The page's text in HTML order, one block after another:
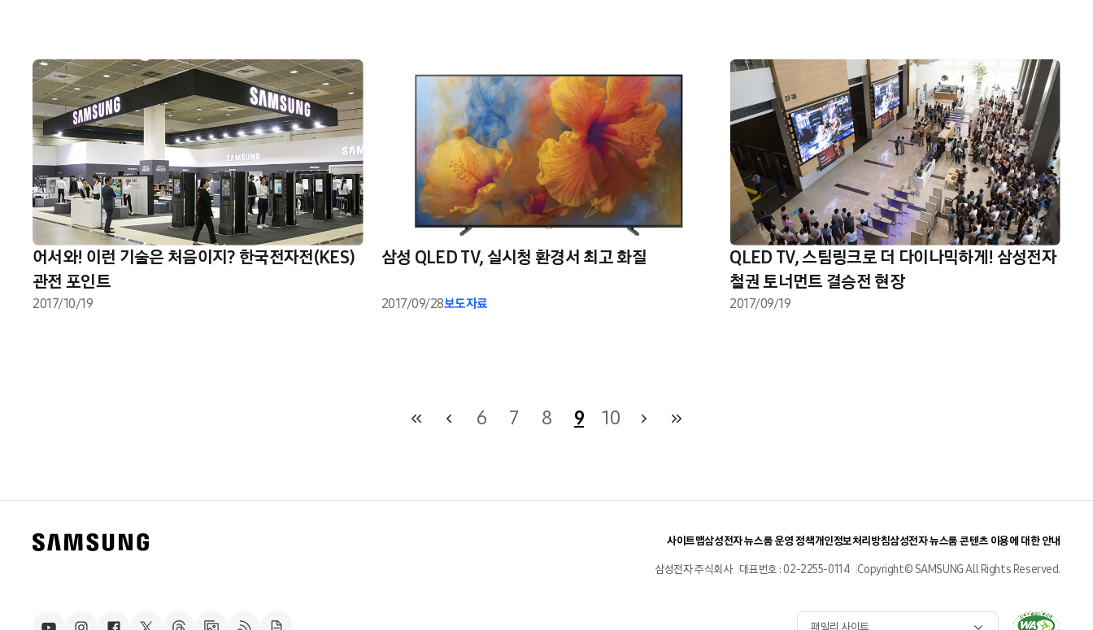
어서와! 이런 기술은 처음이지? 한국전자전(KES)
관전 포인트
2017/10/19
삼성 QLED TV, 실시청 환경서 최고 화질
2017/09/28보도자료
QLED TV, 스팀링크로 더 다이나믹하게! 삼성전자
철권 토너먼트 결승전 현장
2017/09/19
6 7 8 9 10
사이트맵삼성전자 뉴스룸 운영 정책개인정보처리방침삼성전자 뉴스룸 콘텐츠 이용에 대한 안내
삼성전자 주식회사 대표번호 : 02-2255-0114 Copyright© SAMSUNG All Rights Reserved.